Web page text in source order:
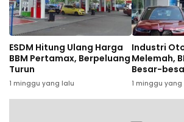
ESDM Hitung Ulang Harga
BBM Pertamax, Berpeluang
Turun
1 minggu yang lalu
Industri
Melemah,
Besar-
8.000
1 minggu yang